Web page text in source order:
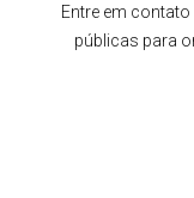
Entre em
públicas para